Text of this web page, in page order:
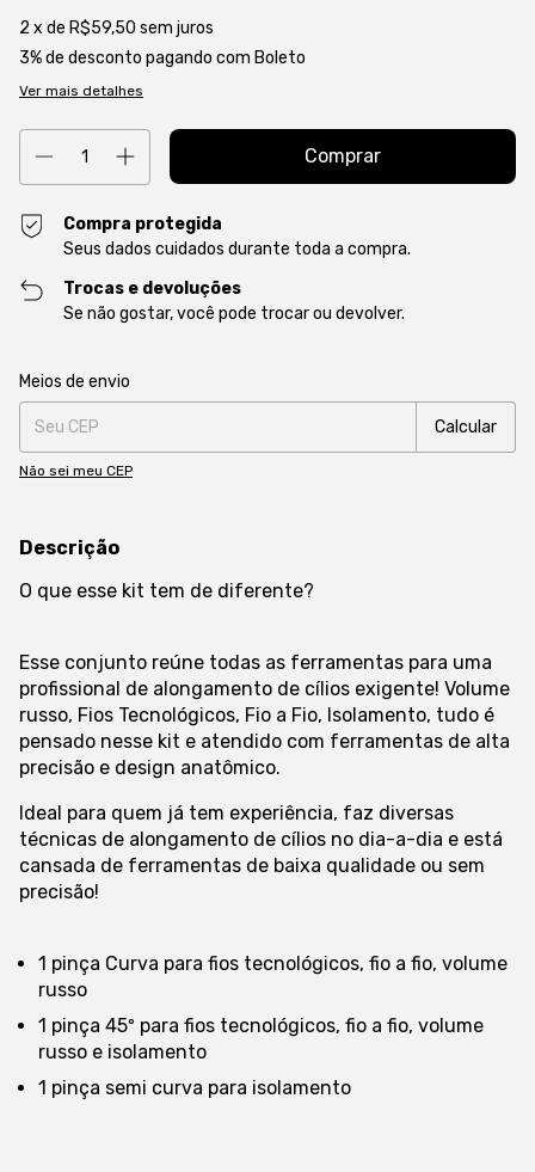
2 x de R$59,50 sem juros
3% de desconto pagando com Boleto
Ver mais detalhes
Compra protegida
Seus dados cuidados durante toda a compra.
Trocas e devoluções
Se não gostar, você pode trocar ou devolver.
Entregas para o CEP:
Meios de envio
Calcular
Não sei meu CEP
Descrição
O que esse kit tem de diferente?
Esse conjunto reúne todas as ferramentas para uma
profissional de alongamento de cílios exigente! Volume
russo, Fios Tecnológicos, Fio a Fio, Isolamento, tudo é
pensado nesse kit e atendido com ferramentas de alta
precisão e design anatômico.
Ideal para quem já tem experiência, faz diversas
técnicas de alongamento de cílios no dia-a-dia e está
cansada de ferramentas de baixa qualidade ou sem
precisão!
1 pinça Curva para fios tecnológicos, fio a fio, volume
russo
1 pinça 45º para fios tecnológicos, fio a fio, volume
russo e isolamento
1 pinça semi curva para isolamento